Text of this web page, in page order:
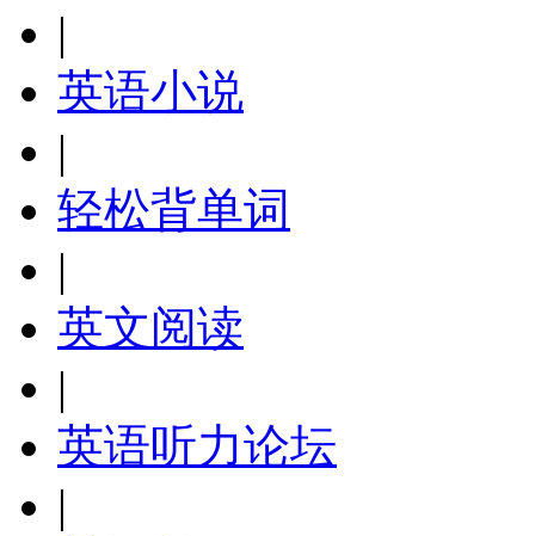
|
英语小说
|
轻松背单词
|
英文阅读
|
英语听力论坛
|